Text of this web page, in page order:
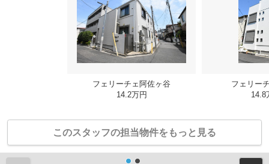
フェリーチェ阿佐ヶ谷
14.2万円
フェリー
14.8
このスタッフの担当物件をもっと見る